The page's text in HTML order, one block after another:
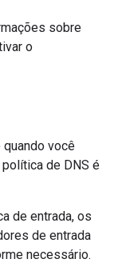
sobre
o
você
de DNS é
de entrada, os
de entrada
necessário.